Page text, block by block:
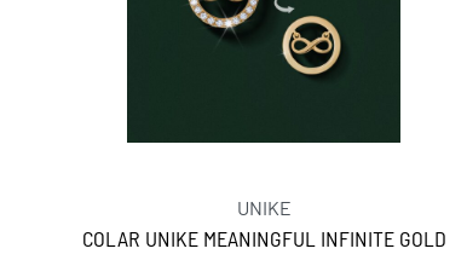
UNIKE
COLAR UNIKE MEANINGFUL INFINITE GOLD